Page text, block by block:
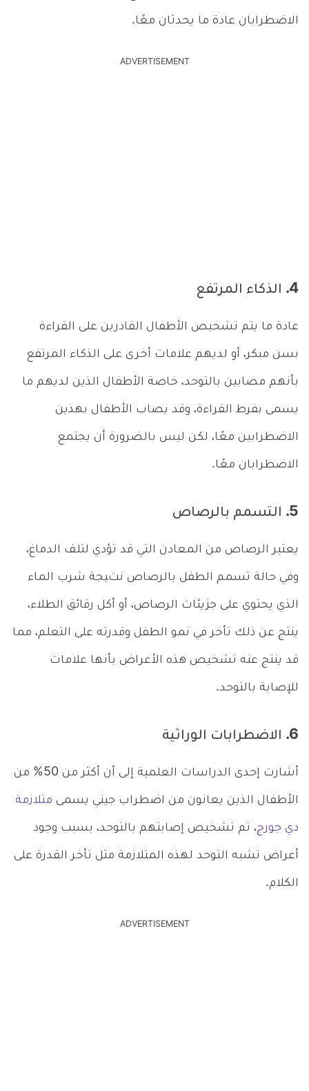
الاضطرابان عادة ما يحدثان معًا.
ADVERTISEMENT
4. الذكاء المرتفع
عادة ما يتم تشخيص الأطفال القادرين على القراءة
بسن مبكر، أو لديهم علامات أخرى على الذكاء المرتفع
بأنهم مصابين بالتوحد، خاصة الأطفال الذين لديهم ما
يسمى بفرط القراءة، وقد يصاب الأطفال بهذين
الاضطرابين معًا، لكن ليس بالضرورة أن يجتمع
الاضطرابان معًا.
5. التسمم بالرصاص
يعتبر الرصاص من المعادن التي قد تؤدي لتلف الدماغ،
وفي حالة تسمم الطفل بالرصاص نتيجة شرب الماء
الذي يحتوي على جزيئات الرصاص، أو أكل رقائق الطلاء،
ينتج عن ذلك تأخر في نمو الطفل وقدرته على التعلم، مما
قد ينتج عنه تشخيص هذه الأعراض بأنها علامات
للإصابة بالتوحد.
6. الاضطرابات الوراثية
أشارت إحدى الدراسات العلمية إلى أن أكثر من 50% من
الأطفال الذين يعانون من اضطراب جيني يسمى متلازمة
دي جورج، تم تشخيص إصابتهم بالتوحد، بسبب وجود
أعراض تشبه التوحد لهذه المتلازمة مثل تأخر القدرة على
الكلام.
ADVERTISEMENT